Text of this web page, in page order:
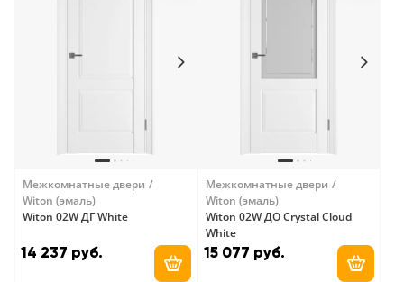
Межкомнатные двери
Witon (эмаль)
Witon 02W ДГ White
14 237 руб.
Добавить в корзину
Межкомнатные двери
Witon (эмаль)
Witon 02W ДО Crystal Cloud
White
15 077 руб.